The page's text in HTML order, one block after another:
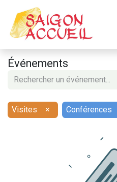
Événements
Visites × Conférences